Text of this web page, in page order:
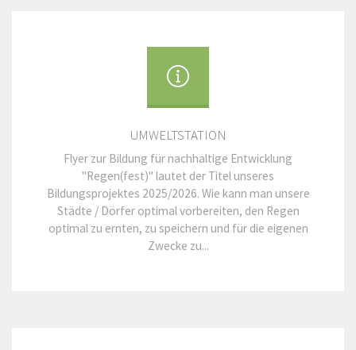
UMWELTSTATION
Flyer zur Bildung für nachhaltige Entwicklung
"Regen(fest)" lautet der Titel unseres
Bildungsprojektes 2025/2026. Wie kann man unsere
Städte / Dörfer optimal vorbereiten, den Regen
optimal zu ernten, zu speichern und für die eigenen
Zwecke zu...